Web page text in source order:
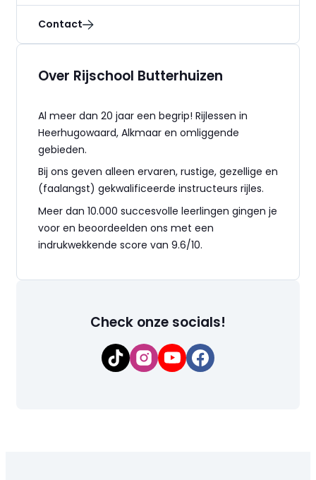
Contact
Over Rijschool Butterhuizen
Al meer dan 20 jaar een begrip! Rijlessen in
Heerhugowaard, Alkmaar en omliggende
gebieden.
Bij ons geven alleen ervaren, rustige, gezellige en
(faalangst) gekwalificeerde instructeurs rijles.
Meer dan 10.000 succesvolle leerlingen gingen je
voor en beoordeelden ons met een
indrukwekkende score van 9.6/10.
Check onze socials!